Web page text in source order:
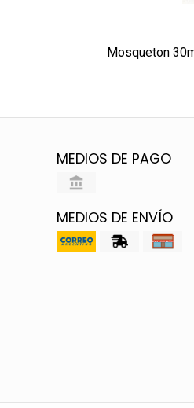
Mosqueton
MEDIOS DE PAGO
MEDIOS DE ENVÍO